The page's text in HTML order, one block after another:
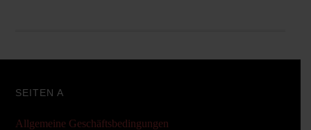
SEITEN A
Allgemeine Geschäftsbedingungen